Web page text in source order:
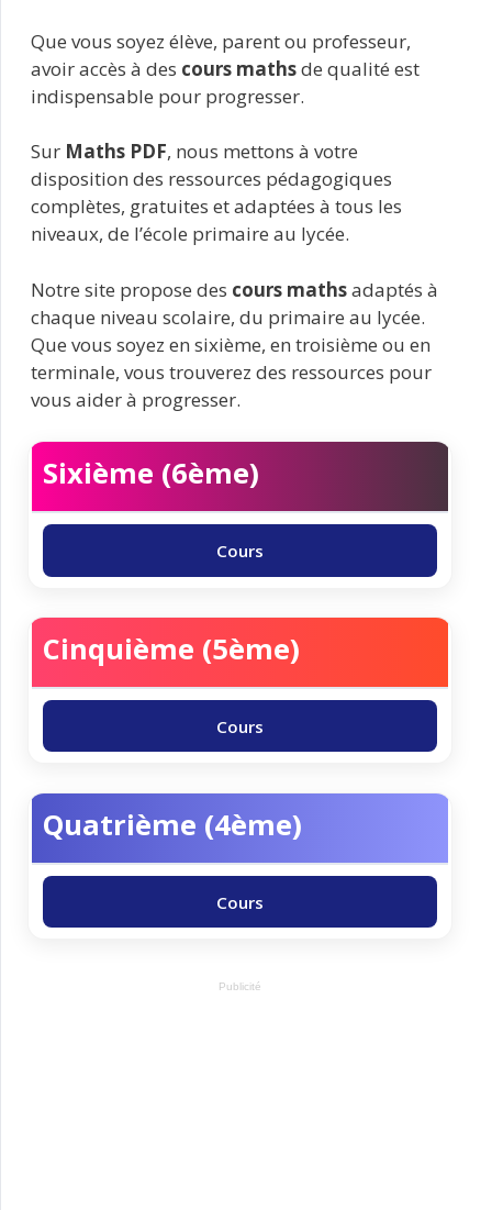
Que vous soyez élève, parent ou professeur,
avoir accès à des cours mathsde qualité est
indispensable pour progresser.
Sur Maths PDF, nous mettons à votre
disposition des ressources pédagogiques
complètes, gratuites et adaptées à tous les
niveaux, de l’école primaire au lycée.
Notre site propose des cours mathsadaptés à
chaque niveau scolaire, du primaire au lycée.
Que vous soyez en sixième, en troisième ou en
terminale, vous trouverez des ressources pour
vous aider à progresser.
Sixième (6ème)
Cours
Cinquième (5ème)
Cours
Quatrième (4ème)
Cours
Publicité